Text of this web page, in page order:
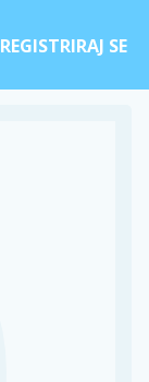
REGISTRIRAJ SE